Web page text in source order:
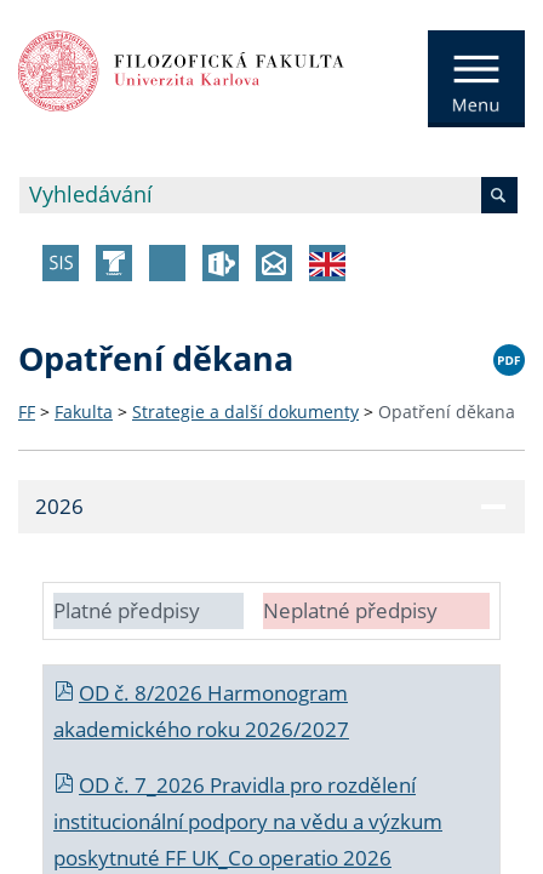
Opatření děkana
FF > Fakulta > Strategie a další dokumenty > Opatření děkana
2026
Platné předpisy Neplatné předpisy
OD č. 8/2026 Harmonogram
akademického roku 2026/2027
OD č. 7_2026 Pravidla pro rozdělení
institucionální podpory na vědu a výzkum
poskytnuté FF UK_Co operatio 2026